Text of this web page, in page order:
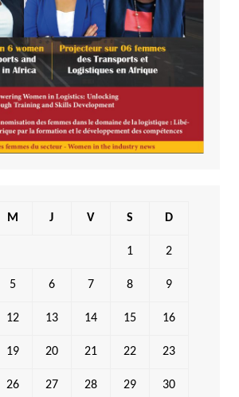
M J V S D
1 2
5 6 7 8 9
12 13 14 15 16
19 20 21 22 23
26 27 28 29 30